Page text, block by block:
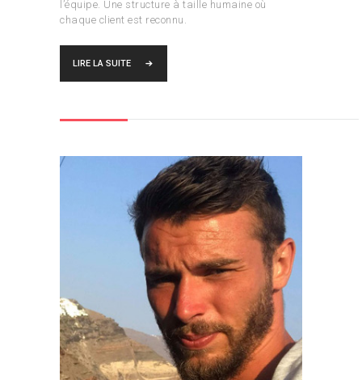
l’équipe. Une structure à taille humaine où
chaque client est reconnu.
LIRE LA SUITE